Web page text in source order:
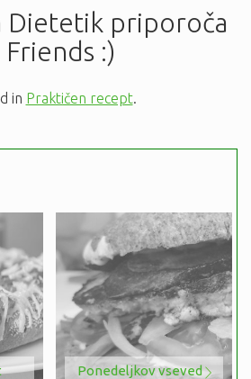
Dietetik priporoča
Friends :)
in Praktičen recept.
Ponedeljkov vseved